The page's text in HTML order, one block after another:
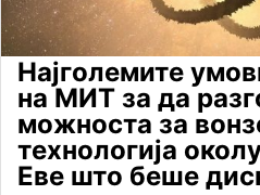
Најголемите
на МИТ за да
можноста за
технологија
Еве што беше